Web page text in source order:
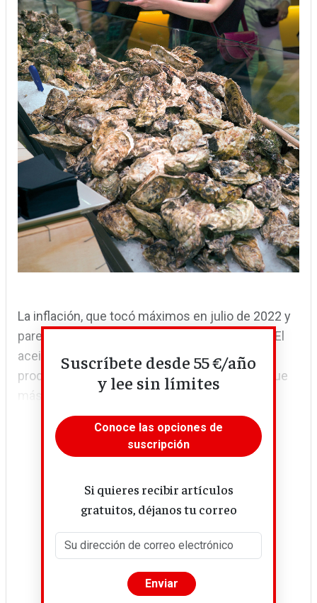
La inflación, que tocó máximos en julio de 2022 y
parecía desinflarse, remonta desde el verano. El
aceite de oliva, el azúcar, las patatas, los
productos de confitería y los zumos son los que
más han subido de precio en el último año.
Suscríbete desde 55 €/año
y lee sin límites
Conoce las opciones de
suscripción
Si quieres recibir artículos
gratuitos, déjanos tu correo